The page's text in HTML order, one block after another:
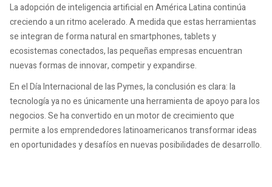
La adopción de inteligencia artificial en América Latina continúa
creciendo a un ritmo acelerado. A medida que estas herramientas
se integran de forma natural en smartphones, tablets y
ecosistemas conectados, las pequeñas empresas encuentran
nuevas formas de innovar, competir y expandirse.
En el Día Internacional de las Pymes, la conclusión es clara: la
tecnología ya no es únicamente una herramienta de apoyo para los
negocios. Se ha convertido en un motor de crecimiento que
permite a los emprendedores latinoamericanos transformar ideas
en oportunidades y desafíos en nuevas posibilidades de desarrollo.